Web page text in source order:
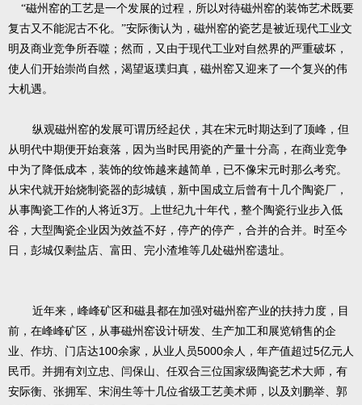
“磁州窑的工艺是一个发展的过程，所以对待磁州窑的装饰艺术既要
复古又不能泥古不化。”安际衡认为，磁州窑的瓷艺是被近现代工业文
明及商业竞争所吞噬；然而，又由于现代工业对自然界的严重破坏，
使人们开始崇尚自然，渴望返璞归真，磁州窑又迎来了一个复兴的伟
大机遇。
纵观磁州窑的发展可谓历经起伏，其在宋元时期达到了顶峰，但
从明代中期便开始衰落，因为当时民用瓷的产量十分高，在商业竞争
中为了降低成本，装饰的纹饰越来越简单，已不像宋元时那么考究。
从宋代就开始烧制瓷器的彭城镇，新中国成立后曾有十几个陶瓷厂，
从事陶瓷工作的人将近3万。上世纪九十年代，整个陶瓷行业步入低
谷，大型陶瓷企业因为效益不好，停产的停产，合并的合并。时至今
日，彭城仅剩盐店、富田、完小渣堆等几处磁州窑遗址。
近年来，峰峰矿区和磁县都在加强对磁州窑产业的扶持力度，目
前，在峰峰矿区，从事磁州窑设计研发、生产加工和展览销售的企
业、作坊、门店达100余家，从业人员5000余人，年产值超过5亿元人
民币。并拥有刘立忠、闫保山、任双合三位国家级陶瓷艺术大师，有
安际衡、张拥军、宋润生等十几位省级工艺美术师，以及刘鹏举、郭